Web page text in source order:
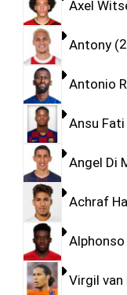
Axel
Antony
Antonio
Ansu Fati
Angel Di
Achraf
Alphonso
Virgil van